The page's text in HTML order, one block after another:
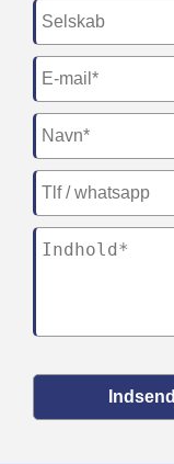
Indsend